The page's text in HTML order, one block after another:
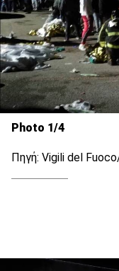
Photo 1/4
Πηγή: Vigili del